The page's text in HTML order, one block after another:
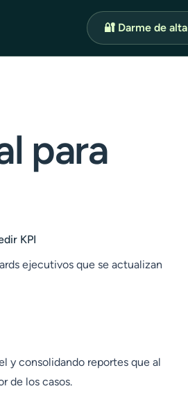
🔐 Darme de alta
para
KPI
ejecutivos que se actualizan
y consolidando reportes que al
de los casos.